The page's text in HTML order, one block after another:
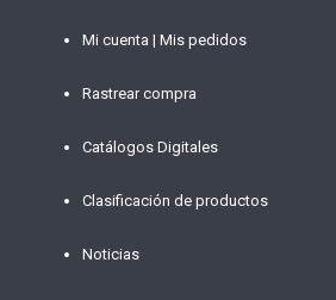
Mi cuenta | Mis pedidos
Rastrear compra
Catálogos Digitales
Clasificación de productos
Noticias